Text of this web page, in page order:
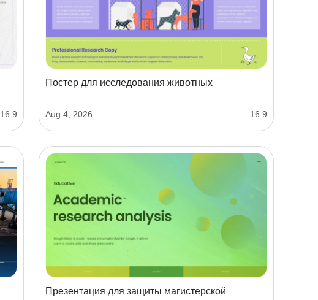
16:9
Постер для исследования животных
Aug 4, 2026 16:9
Презентация для защиты магистерской